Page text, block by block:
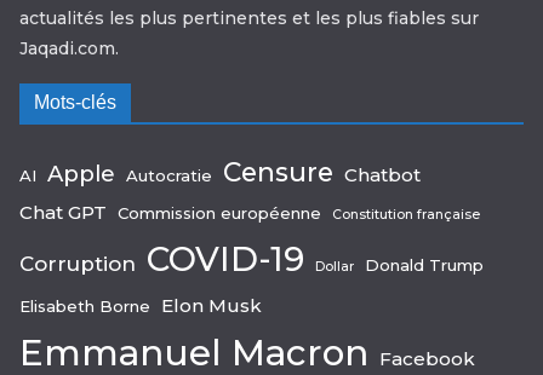
actualités les plus pertinentes et les plus fiables sur
Jaqadi.com.
Mots-clés
AI Apple Autocratie Censure Chatbot
Chat GPT
Commission européenne Constitution française
Corruption COVID-19 Dollar Donald Trump
Elisabeth Borne Elon Musk
Emmanuel Macron Facebook